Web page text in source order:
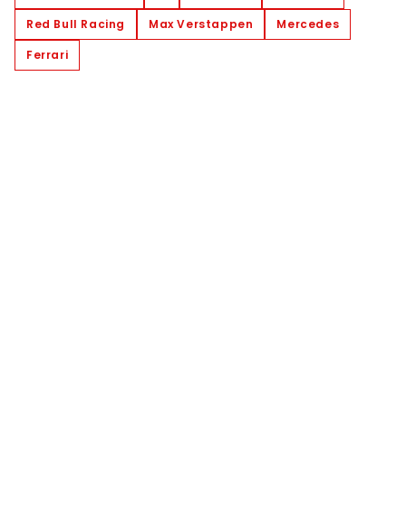
Red Bull Racing
Max Verstappen
Mercedes
Ferrari